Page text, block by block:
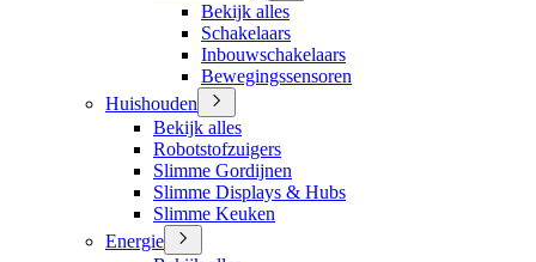
Bekijk alles
Schakelaars
Inbouwschakelaars
Bewegingssensoren
Huishouden
Bekijk alles
Robotstofzuigers
Slimme Gordijnen
Slimme Displays & Hubs
Slimme Keuken
Energie